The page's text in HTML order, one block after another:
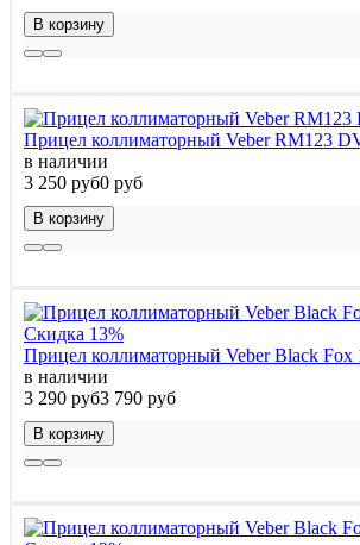
В корзину
Прицел коллиматорный Veber RM123
в наличии
3 250 руб0 руб
В корзину
Скидка 13%
Прицел коллиматорный Veber Black Fox
в наличии
3 290 руб3 790 руб
В корзину